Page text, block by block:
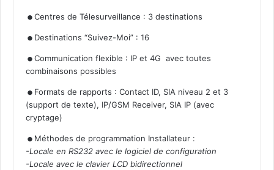
.Centres de Télesurveillance : 3 destinations
. Destinations “Suivez-Moi” : 16
.Communication flexible : IP et 4G avec toutes
combinaisons possibles
.Formats de rapports : Contact ID, SIA niveau 2 et 3
(support de texte), IP/GSM Receiver, SIA IP (avec
cryptage)
.Méthodes de programmation Installateur :
-Locale en RS232 avec le logiciel de configuration
-Locale avec le clavier LCD bidirectionnel